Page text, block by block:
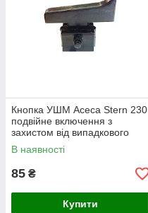
Кнопка УШМ Асеса Stern 230
подвійне включення з
захистом від випадкового
пуску, кріплення гвинтами
(КН 202)
В наявності
85 ₴
Купити